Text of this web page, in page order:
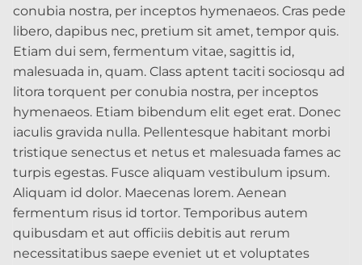
conubia nostra, per inceptos hymenaeos. Cras pede
libero, dapibus nec, pretium sit amet, tempor quis.
Etiam dui sem, fermentum vitae, sagittis id,
malesuada in, quam. Class aptent taciti sociosqu ad
litora torquent per conubia nostra, per inceptos
hymenaeos. Etiam bibendum elit eget erat. Donec
iaculis gravida nulla. Pellentesque habitant morbi
tristique senectus et netus et malesuada fames ac
turpis egestas. Fusce aliquam vestibulum ipsum.
Aliquam id dolor. Maecenas lorem. Aenean
fermentum risus id tortor. Temporibus autem
quibusdam et aut officiis debitis aut rerum
necessitatibus saepe eveniet ut et voluptates